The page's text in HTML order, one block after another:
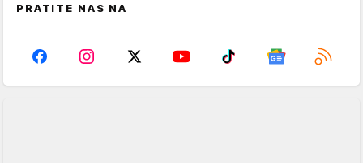
PRATITE NAS NA